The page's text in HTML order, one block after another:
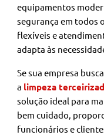
equipamentos
segurança em todos
flexíveis e
adapta às
Se sua empresa
a limpeza
solução ideal para
bem cuidado,
funcionários e